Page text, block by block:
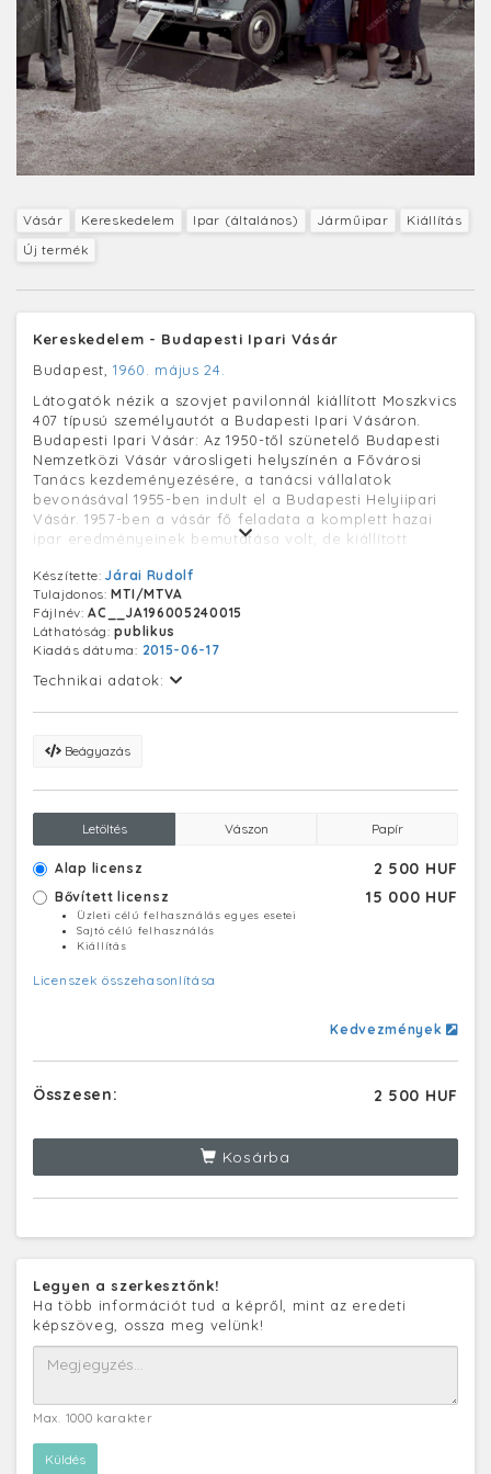
Vásár Kereskedelem Ipar (általános) Járműipar
Kiállítás
Új termék
Kereskedelem - Budapesti Ipari Vásár
Budapest, 1960. május 24.
Látogatók nézik a szovjet pavilonnál kiállított Moszkvics
407 típusú személyautót a Budapesti Ipari Vásáron.
Budapesti Ipari Vásár: Az 1950-től szünetelő Budapesti
Nemzetközi Vásár városligeti helyszínén a Fővárosi
Tanács kezdeményezésére, a tanácsi vállalatok
bevonásával 1955-ben indult el a Budapesti Helyiipari
Vásár. 1957-ben a vásár fő feladata a komplett hazai
ipar eredményeinek bemutatása volt, de kiállított
Ekkor már Budapesti Ipari Vásárnak hívták. 1959-ben a
szocialista országok mellett a nyugati kiállítók is
megjelentek a vásáron. 1962 őszén a Nemzetközi
Vásárok Szövetsége visszaállította Magyarország 1925-
ben megszerzett tagságát, a kiállítás 1963-tól ismét
elnyerte a Budapesti Nemzetközi Vásár nevet. 1967-től
Propaganda Iroda (1990 után Hungexpo Rt., majd Zrt.)
Vásárközpontban rendezik meg.
Készítette:Járai Rudolf
Tulajdonos:MTI/MTVA
Fájlnév:AC__JA196005240015
Láthatóság:publikus
Kiadás dátuma: 2015-06-17
Technikai adatok:
Beágyazás
Letöltés Vászon Papír
Alap licensz 2 500 HUF
Bővített licensz 15 000 HUF
Üzleti célú felhasználás egyes esetei
Sajtó célú felhasználás
Kiállítás
Licenszek összehasonlítása
Kedvezmények
Összesen: 2 500 HUF
Kosárba
Legyen a szerkesztőnk!
Ha több információt tud a képről, mint az eredeti
képszöveg, ossza meg velünk!
Max. 1000 karakter